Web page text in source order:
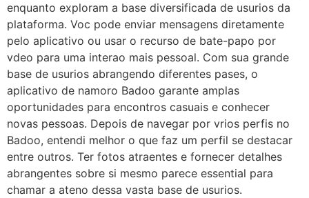
enquanto exploram a base diversificada de usurios da
plataforma. Voc pode enviar mensagens diretamente
pelo aplicativo ou usar o recurso de bate-papo por
vdeo para uma interao mais pessoal. Com sua grande
base de usurios abrangendo diferentes pases, o
aplicativo de namoro Badoo garante amplas
oportunidades para encontros casuais e conhecer
novas pessoas. Depois de navegar por vrios perfis no
Badoo, entendi melhor o que faz um perfil se destacar
entre outros. Ter fotos atraentes e fornecer detalhes
abrangentes sobre si mesmo parece essential para
chamar a ateno dessa vasta base de usurios.